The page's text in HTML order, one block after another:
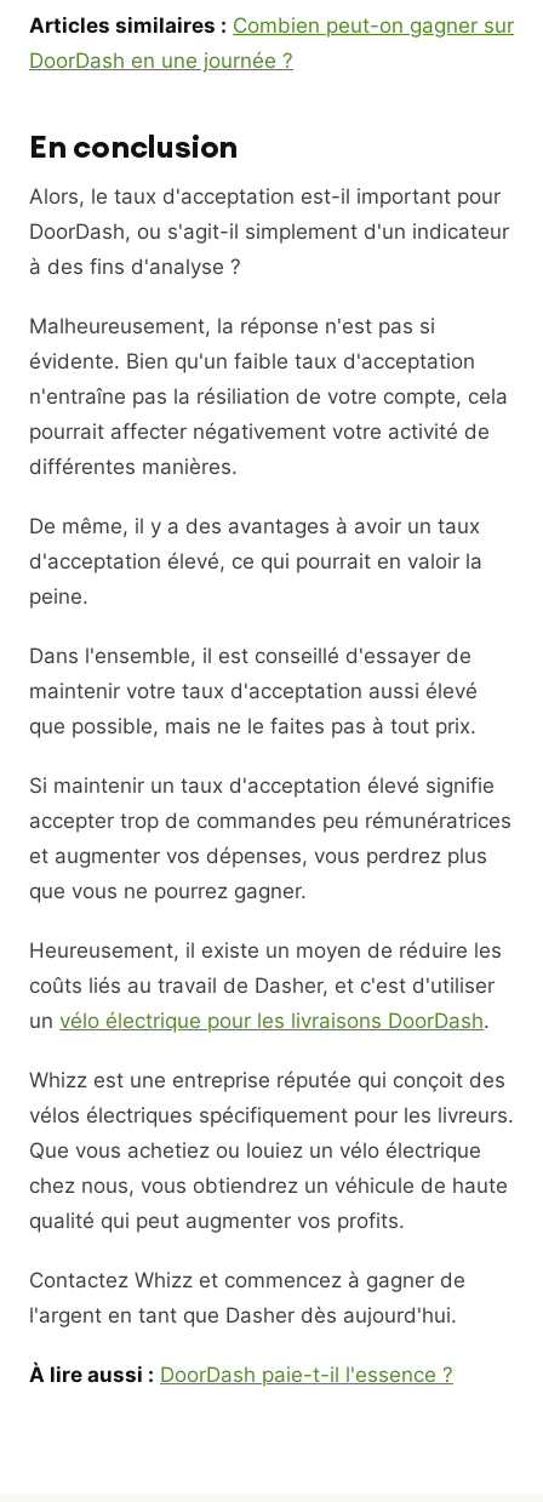
Articles similaires : Combien peut-on gagner sur
DoorDash en une journée ?
En conclusion
Alors, le taux d'acceptation est-il important pour
DoorDash, ou s'agit-il simplement d'un indicateur
à des fins d'analyse ?
Malheureusement, la réponse n'est pas si
évidente. Bien qu'un faible taux d'acceptation
n'entraîne pas la résiliation de votre compte, cela
pourrait affecter négativement votre activité de
différentes manières.
De même, il y a des avantages à avoir un taux
d'acceptation élevé, ce qui pourrait en valoir la
peine.
Dans l'ensemble, il est conseillé d'essayer de
maintenir votre taux d'acceptation aussi élevé
que possible, mais ne le faites pas à tout prix.
Si maintenir un taux d'acceptation élevé signifie
accepter trop de commandes peu rémunératrices
et augmenter vos dépenses, vous perdrez plus
que vous ne pourrez gagner.
Heureusement, il existe un moyen de réduire les
coûts liés au travail de Dasher, et c'est d'utiliser
un vélo électrique pour les livraisons DoorDash.
Whizz est une entreprise réputée qui conçoit des
vélos électriques spécifiquement pour les livreurs.
Que vous achetiez ou louiez un vélo électrique
chez nous, vous obtiendrez un véhicule de haute
qualité qui peut augmenter vos profits.
Contactez Whizz et commencez à gagner de
l'argent en tant que Dasher dès aujourd'hui.
À lire aussi : DoorDash paie-t-il l'essence ?